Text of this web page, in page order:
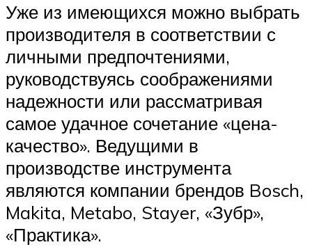
Уже из имеющихся можно выбрать
производителя в соответствии с
личными предпочтениями,
руководствуясь соображениями
надежности или рассматривая
самое удачное сочетание «цена-
качество». Ведущими в
производстве инструмента
являются компании брендов Bosch,
Makita, Metabo, Stayer, «Зубр»,
«Практика».